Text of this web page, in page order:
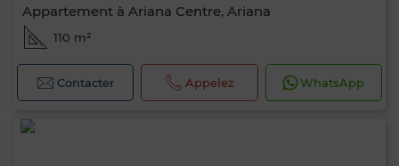
Appartement à Ariana Centre, Ariana
110 m²
Contacter Appelez WhatsApp